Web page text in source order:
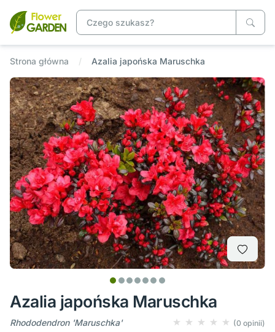
Strona główna Azalia japońska Maruschka
Azalia japońska Maruschka
Rhododendron 'Maruschka' (0 opinii)